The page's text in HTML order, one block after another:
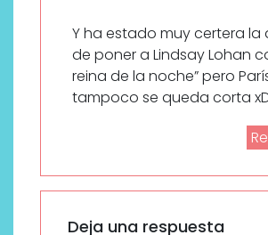
Y ha estado muy certera la
de poner a Lindsay Lohan
reina de la noche” pero
tampoco se queda corta
Deja una respuesta